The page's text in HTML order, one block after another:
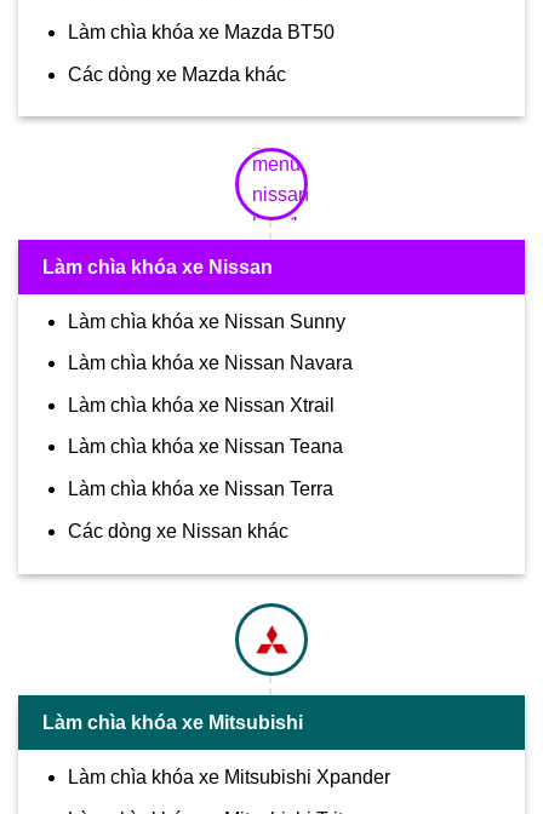
Làm chìa khóa xe Mazda BT50
Các dòng xe Mazda khác
Làm chìa khóa xe Nissan
Làm chìa khóa xe Nissan Sunny
Làm chìa khóa xe Nissan Navara
Làm chìa khóa xe Nissan Xtrail
Làm chìa khóa xe Nissan Teana
Làm chìa khóa xe Nissan Terra
Các dòng xe Nissan khác
Làm chìa khóa xe Mitsubishi
Làm chìa khóa xe Mitsubishi Xpander